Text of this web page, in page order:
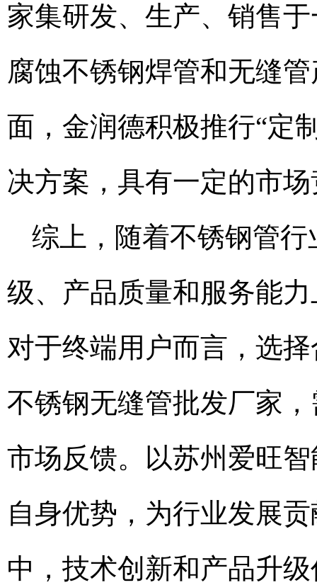
家集研发、生产、销售
腐蚀不锈钢焊管和无缝
面，金润德积极推行“定
决方案，具有一定的市
综上，随着不锈钢管
级、产品质量和服务能
对于终端用户而言，选
不锈钢无缝管批发厂家
市场反馈。以苏州爱旺
自身优势，为行业发展
中，技术创新和产品升